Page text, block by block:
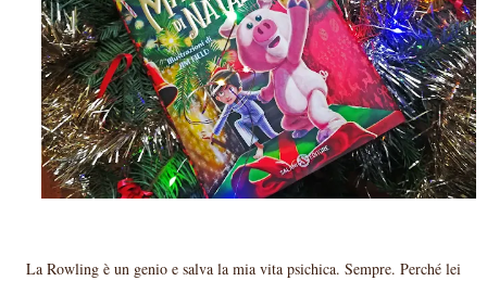
La Rowling è un genio e salva la mia vita psichica. Sempre. Perché lei